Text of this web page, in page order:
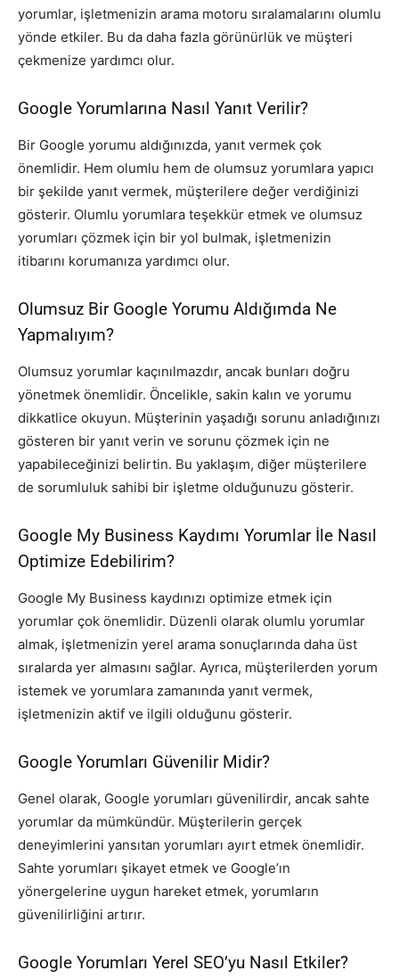
yorumlar, işletmenizin arama motoru sıralamalarını olumlu
yönde etkiler. Bu da daha fazla görünürlük ve müşteri
çekmenize yardımcı olur.
Google Yorumlarına Nasıl Yanıt Verilir?
Bir Google yorumu aldığınızda, yanıt vermek çok
önemlidir. Hem olumlu hem de olumsuz yorumlara yapıcı
bir şekilde yanıt vermek, müşterilere değer verdiğinizi
gösterir. Olumlu yorumlara teşekkür etmek ve olumsuz
yorumları çözmek için bir yol bulmak, işletmenizin
itibarını korumanıza yardımcı olur.
Olumsuz Bir Google Yorumu Aldığımda Ne
Yapmalıyım?
Olumsuz yorumlar kaçınılmazdır, ancak bunları doğru
yönetmek önemlidir. Öncelikle, sakin kalın ve yorumu
dikkatlice okuyun. Müşterinin yaşadığı sorunu anladığınızı
gösteren bir yanıt verin ve sorunu çözmek için ne
yapabileceğinizi belirtin. Bu yaklaşım, diğer müşterilere
de sorumluluk sahibi bir işletme olduğunuzu gösterir.
Google My Business Kaydımı Yorumlar İle Nasıl
Optimize Edebilirim?
Google My Business kaydınızı optimize etmek için
yorumlar çok önemlidir. Düzenli olarak olumlu yorumlar
almak, işletmenizin yerel arama sonuçlarında daha üst
sıralarda yer almasını sağlar. Ayrıca, müşterilerden yorum
istemek ve yorumlara zamanında yanıt vermek,
işletmenizin aktif ve ilgili olduğunu gösterir.
Google Yorumları Güvenilir Midir?
Genel olarak, Google yorumları güvenilirdir, ancak sahte
yorumlar da mümkündür. Müşterilerin gerçek
deneyimlerini yansıtan yorumları ayırt etmek önemlidir.
Sahte yorumları şikayet etmek ve Google’ın
yönergelerine uygun hareket etmek, yorumların
güvenilirliğini artırır.
Google Yorumları Yerel SEO’yu Nasıl Etkiler?